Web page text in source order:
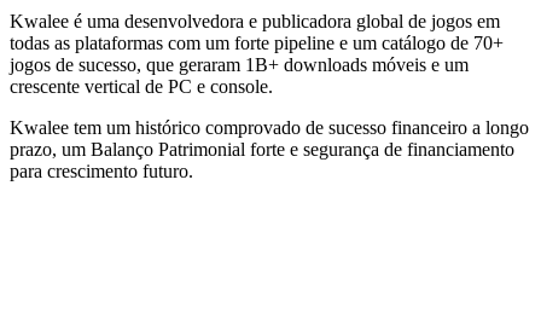
Kwalee é uma desenvolvedora e publicadora global de jogos em
todas as plataformas com um forte pipeline e um catálogo de 70+
jogos de sucesso, que geraram 1B+ downloads móveis e um
crescente vertical de PC e console.
Kwalee tem um histórico comprovado de sucesso financeiro a longo
prazo, um Balanço Patrimonial forte e segurança de financiamento
para crescimento futuro.